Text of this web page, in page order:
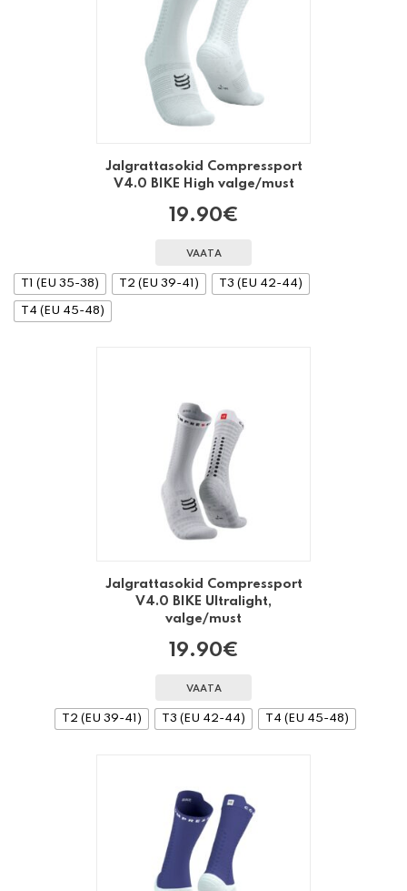
Jalgrattasokid Compressport
V4.0 BIKE High valge/must
19.90€
VAATA
T1 (EU 35-38) T2 (EU 39-41) T3 (EU 42-44)
T4 (EU 45-48)
Jalgrattasokid Compressport
V4.0 BIKE Ultralight,
valge/must
19.90€
VAATA
T2 (EU 39-41) T3 (EU 42-44) T4 (EU 45-48)